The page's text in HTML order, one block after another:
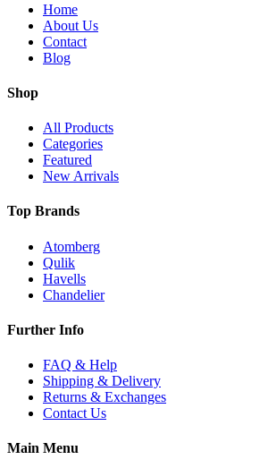
Home
About Us
Contact
Blog
Shop
All Products
Categories
Featured
New Arrivals
Top Brands
Atomberg
Qulik
Havells
Chandelier
Further Info
FAQ & Help
Shipping & Delivery
Returns & Exchanges
Contact Us
Main Menu